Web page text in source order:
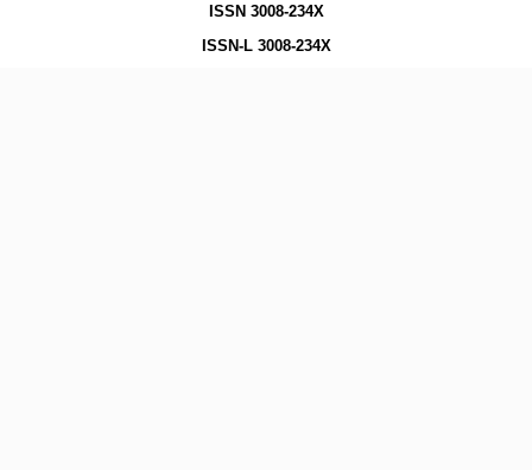
ISSN 3008-234X
ISSN-L 3008-234X